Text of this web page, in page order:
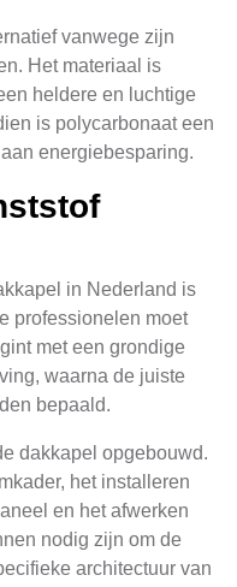
vanwege zijn
Het materiaal is
heldere en luchtige
is polycarbonaat een
energiebesparing.
in Nederland is
professionelen moet
met een grondige
waarna de juiste
bepaald.
dakkapel opgebouwd.
het installeren
en het afwerken
nodig zijn om de
architectuur van